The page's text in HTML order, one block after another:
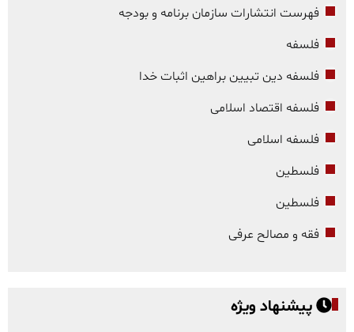
فهرست انتشارات سازمان برنامه و بودجه
فلسفه
فلسفه دین تبیین براهین اثبات خدا
فلسفه اقتصاد اسلامی
فلسفه اسلامی
فلسطین
فلسطین
فقه و مصالح عرفی
پیشنهاد ویژه